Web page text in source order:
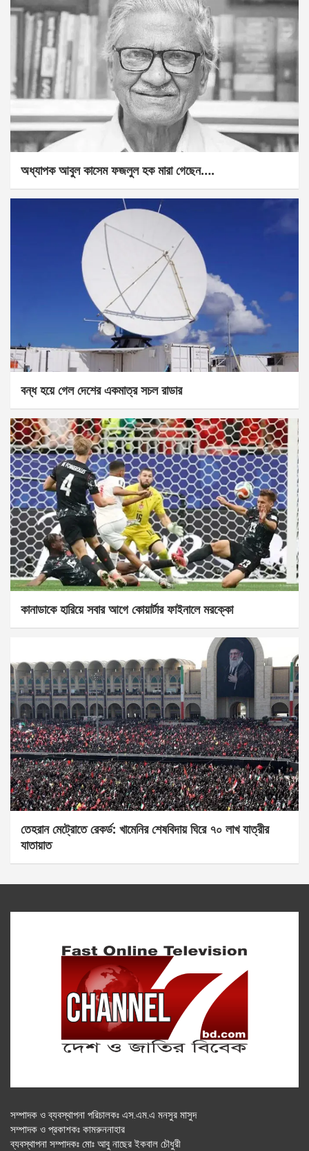
অধ্যাপক আবুল কাসেম ফজলুল হক মারা গেছেন….
বন্ধ হয়ে গেল দেশের একমাত্র সচল রাডার
কানাডাকে হারিয়ে সবার আগে কোয়ার্টার ফাইনালে মরক্কো
তেহরান মেট্রোতে রেকর্ড: খামেনির শেষবিদায় ঘিরে ৭০ লাখ যাত্রীর
যাতায়াত
সম্পাদক ও ব্যবস্থাপনা পরিচালকঃ এস.এম.এ মনসুর মাসুদ
সম্পাদক ও প্রকাশকঃ কামরুননাহার
ব্যবস্থাপনা সম্পাদকঃ মোঃ আবু নাছের ইকবাল চৌধুরী